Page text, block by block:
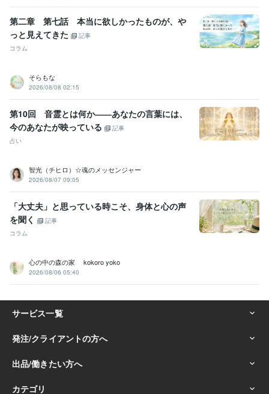
第二章 第七話 本当に欲しかったものが、や
っと見えてきた
記事
コラム
そらもな
2026/08/08 02:15
第10回 音霊とは何か――あなたの言葉には、
今のあなたが映っている
記事
占い
智光（チヒロ）☆魂のメッセンジャー
2026/08/07 09:05
「大丈夫」と思っている時こそ、身体と心の声
を聞く
記事
コラム
心の中の森の家 kokoro yoko
2026/08/06 05:40